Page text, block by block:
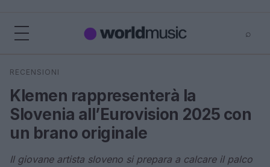
⌕
Cerca
RECENSIONI
Klemen rappresenterà la
Slovenia all’Eurovision 2025 con
un brano originale
Il giovane artista sloveno si prepara a calcare il palco